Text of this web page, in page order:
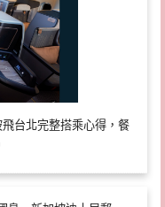
台北完整搭乘心得，餐